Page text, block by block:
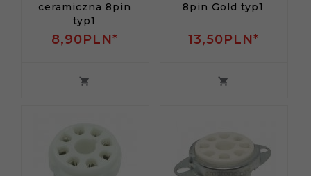
ceramiczna 8pin
typ1
8,90PLN*
8pin Gold typ1
13,50PLN*